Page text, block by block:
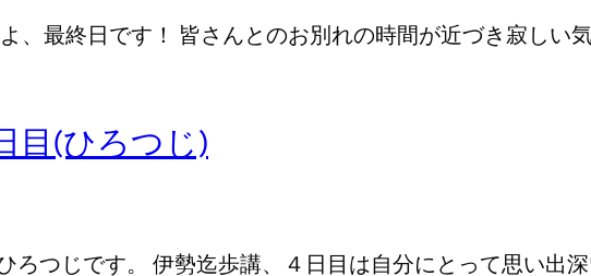
、最終日です！ 皆さんとのお別れの時間が近づき寂しい
目(ひろつじ)
ろつじです。 伊勢迄歩講、４日目は自分にとって思い出